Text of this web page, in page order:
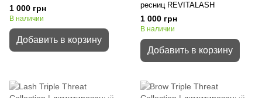
1 000 грн
В наличии
Добавить в корзину
ресниц REVITALASH
1 000 грн
В наличии
Добавить в корзину